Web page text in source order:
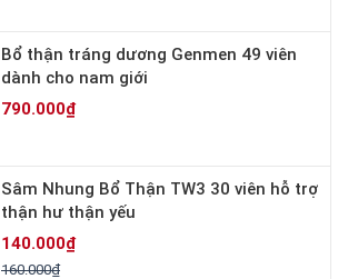
Bổ thận tráng dương Genmen 49 viên
dành cho nam giới
790.000₫
Sâm Nhung Bổ Thận TW3 30 viên hỗ trợ
thận hư thận yếu
140.000₫
160.000₫